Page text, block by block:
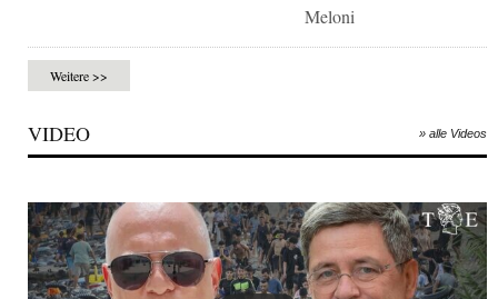
Meloni
Weitere >>
VIDEO » alle Videos